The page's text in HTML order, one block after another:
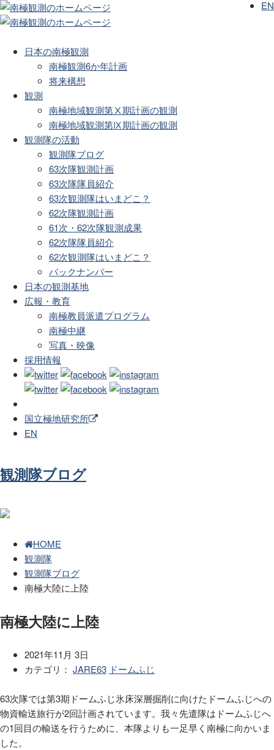
日本の南極観測
南極観測6か年計画
将来構想
観測
南極地域観測第Ⅹ期計画の観測
南極地域観測第Ⅸ期計画の観測
観測隊の活動
観測隊ブログ
63次隊観測計画
63次隊隊員紹介
63次観測隊はいまどこ？
62次隊観測計画
61次・62次隊観測成果
62次隊隊員紹介
62次観測隊はいまどこ？
バックナンバー
日本の観測基地
広報・教育
南極教員派遣プログラム
南極中継
写真・映像
採用情報
国立極地研究所
EN
EN
観測隊ブログ
HOME
観測隊
観測隊ブログ
南極大陸に上陸
南極大陸に上陸
2021年11月 3日
カテゴリ： JARE63 ドームふじ
63次隊では第3期ドームふじ氷床深層掘削に向けたドームふじへの
物資輸送旅行が2回計画されています。我々先遣隊はドームふじへ
の1回目の輸送を行うために、本隊よりも一足早く南極に向かいま
した。